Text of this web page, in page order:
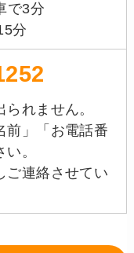
で3分
分
れません。
前」「お電話番
。
ご連絡させてい